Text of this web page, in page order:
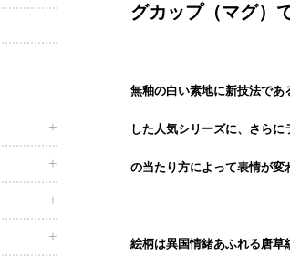
グカップ（マグ）
無釉の白い素地に新技法で
した人気シリーズに、さら
の当たり方によって表情が変
絵柄は異国情緒あふれる唐草